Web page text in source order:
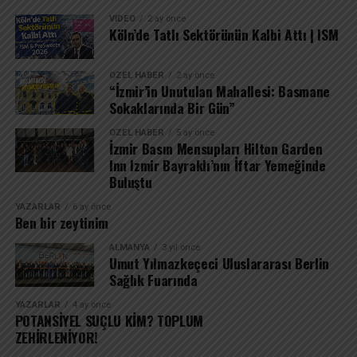
VIDEO 2 ay önce
Köln’de Tatlı Sektörünün Kalbi Attı | ISM
ÖZEL HABER 2 ay önce
“İzmir’in Unutulan Mahallesi: Basmane
Sokaklarında Bir Gün”
ÖZEL HABER 5 ay önce
İzmir Basın Mensupları Hilton Garden
Inn Izmir Bayraklı’nın İftar Yemeğinde
Buluştu
YAZARLAR 6 ay önce
Ben bir zeytinim
ALMANYA 3 yıl önce
Umut Yılmazkeçeci Uluslararası Berlin
Sağlık Fuarında
YAZARLAR 4 ay önce
POTANSİYEL SUÇLU KİM? TOPLUM
ZEHİRLENİYOR!